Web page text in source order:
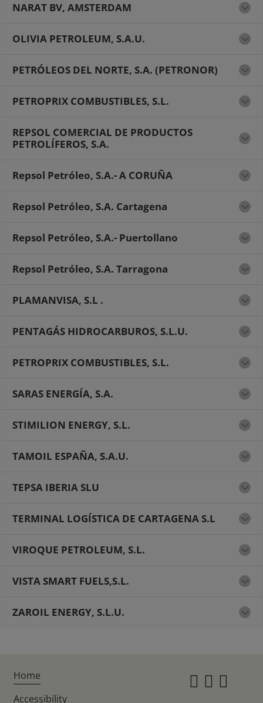
NARAT BV, AMSTERDAM
OLIVIA PETROLEUM, S.A.U.
PETRÓLEOS DEL NORTE, S.A. (PETRONOR)
PETROPRIX COMBUSTIBLES, S.L.
REPSOL COMERCIAL DE PRODUCTOS
PETROLÍFEROS, S.A.
Repsol Petróleo, S.A.- A CORUÑA
Repsol Petróleo, S.A. Cartagena
Repsol Petróleo, S.A.- Puertollano
Repsol Petróleo, S.A. Tarragona
PLAMANVISA, S.L .
PENTAGÁS HIDROCARBUROS, S.L.U.
PETROPRIX COMBUSTIBLES, S.L.
SARAS ENERGÍA, S.A.
STIMILION ENERGY, S.L.
TAMOIL ESPAÑA, S.A.U.
TEPSA IBERIA SLU
TERMINAL LOGÍSTICA DE CARTAGENA S.L
VIROQUE PETROLEUM, S.L.
VISTA SMART FUELS,S.L.
ZAROIL ENERGY, S.L.U.
Home
Accessibility